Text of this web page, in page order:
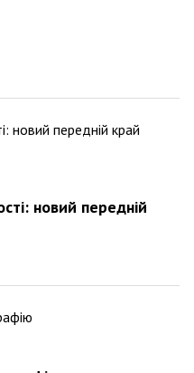
новий передній